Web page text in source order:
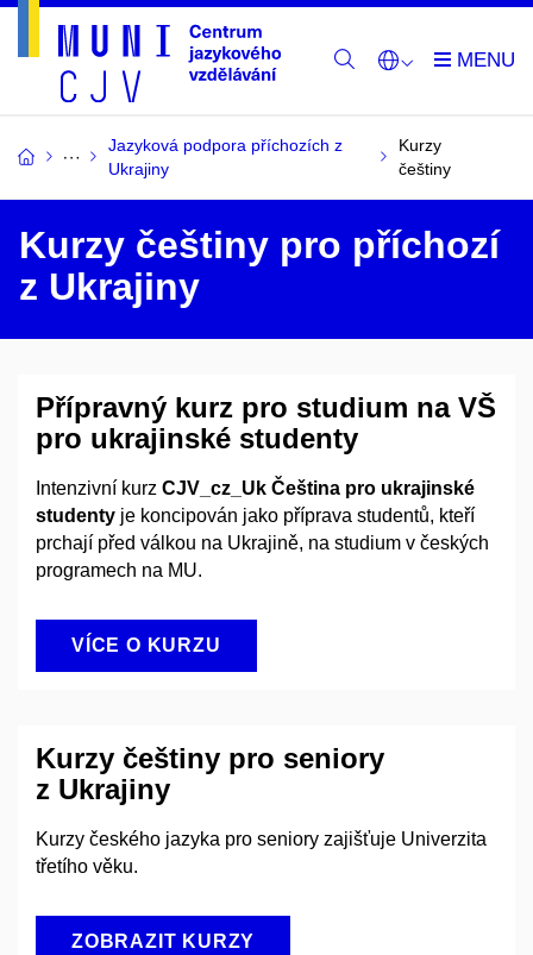
Jazyková podpora příchozích z
Ukrajiny
Kurzy
češtiny
Kurzy češtiny pro příchozí
z Ukrajiny
Přípravný kurz pro studium na VŠ
pro ukrajinské studenty
Intenzivní kurz CJV_cz_Uk Čeština pro ukrajinské
studenty je koncipován jako příprava studentů, kteří
prchají před válkou na Ukrajině, na studium v českých
programech na MU.
VÍCE O KURZU
Kurzy češtiny pro seniory
z Ukrajiny
Kurzy českého jazyka pro seniory zajišťuje Univerzita
třetího věku.
ZOBRAZIT KURZY